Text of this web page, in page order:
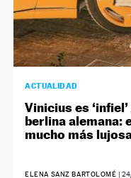
ACTUALIDAD
Vinicius es
berlina alemana:
mucho más
ELENA SANZ BARTOLOMÉ |